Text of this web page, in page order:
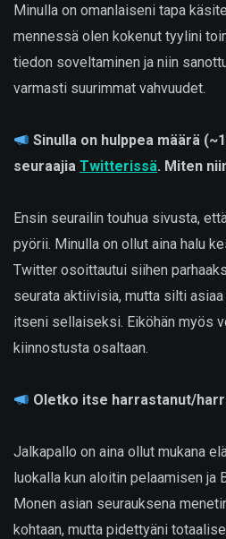
Minulla on omanlaiseni tapa
mennessä olen kokenut tyylini
tiedon soveltaminen ja niin
varmasti suurimmat vahvuudet.
Sinulla on hulppea määrä
seuraajia Twitterissä. Miten
Ensin seurailin touhua sivusta,
pyörii. Minulla on ollut aina halu
Twitter osoittautui siihen
seurata aktiivisia, mutta silti
itseni sellaiseksi. Eiköhän myös
kiinnostusta osaltaan.
Oletko itse harrastanut/
Jalkapallo on aina ollut mukana
luokalla kun aloitin pelaamisen ja
Monen asian seurauksena
kohtaan, mutta pidettyäni